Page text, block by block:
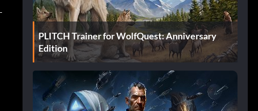
PLITCH Trainer for WolfQuest: Anniversary
Edition